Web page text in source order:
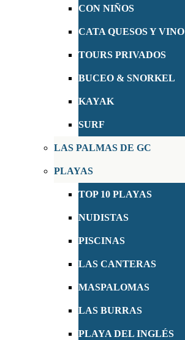
CON NIÑOS
CATA QUESOS Y VINO
TOURS PRIVADOS
BUCEO & SNORKEL
KAYAK
SURF
LAS PALMAS DE GC
PLAYAS
TOP 10 PLAYAS
NUDISTAS
PISCINAS
LAS CANTERAS
MASPALOMAS
LAS BURRAS
PLAYA DEL INGLÉS